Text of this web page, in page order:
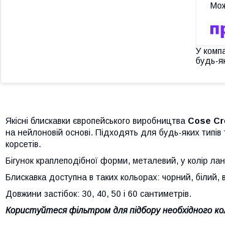
У
будь-
Якісні блискавки європейського виробництва Cose
на нейлоновій основі. Підходять для будь-яких
корсетів.
Бігунок краплеподібної форми, металевий, у колір
Блискавка доступна в таких кольорах: чорний, білий,
Довжини застібок: 30, 40, 50 і 60 сантиметрів.
Користуйтеся фільтром для підбору необхідного